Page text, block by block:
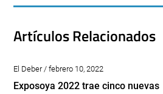
Artículos Relacionados
El Deber / febrero 10, 2022
Exposoya 2022 trae cinco nuevas